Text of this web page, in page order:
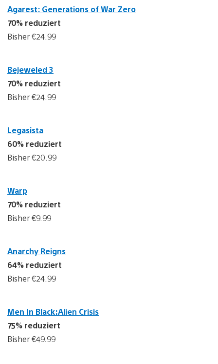
Agarest: Generations of War Zero
70% reduziert
Bisher €24.99
Bejeweled 3
70% reduziert
Bisher €24.99
Legasista
60% reduziert
Bisher €20.99
Warp
70% reduziert
Bisher €9.99
Anarchy Reigns
64% reduziert
Bisher €24.99
Men In Black:Alien Crisis
75% reduziert
Bisher €49.99